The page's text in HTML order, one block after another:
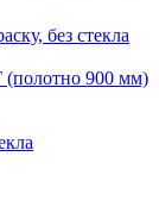
без стекла
(полотно 900 мм)